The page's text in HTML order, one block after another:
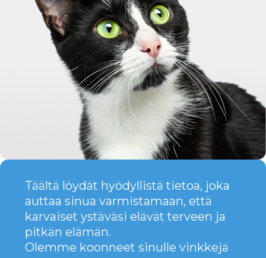
Täältä löydät hyödyllistä tietoa, joka
auttaa sinua varmistamaan, että
karvaiset ystäväsi elävät terveen ja
Olemme koonneet sinulle vinkkejä
hoidosta, oikeasta ravinnosta,
hygieniakäytännöistä ja sairauksien
ennaltaehkäisystä. Osiossa on
käyttäytymisestä, sekä suosituksia eri
rotujen valintaan ja hoitoon.
Tutustu artikkeleihimme ja tule
oikeaksi asiantuntijaksi kissojen
hoidossa, jotta ne voivat aina olla
onnellisia ja terveitä!